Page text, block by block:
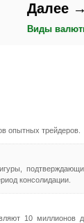
Далее →
Виды
опытных трейдеров.
консолидации.
10 миллионов